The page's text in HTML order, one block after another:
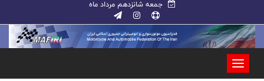
جمعه شانزدهم مرداد ماه